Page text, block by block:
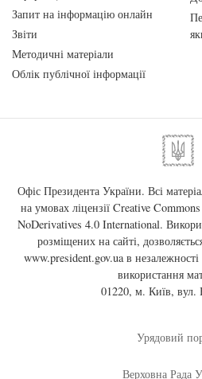
Запит на інформацію онлайн
Звіти
Методичні матеріали
Облік публічної інформації
Офіс Президента України. Всі
на умовах ліцензії Creative
NoDerivatives 4.0 International.
розміщених на сайті,
www.president.gov.uaв незалежності
використання
01220, м. Київ, вул.
Урядовий
Верховна Рада